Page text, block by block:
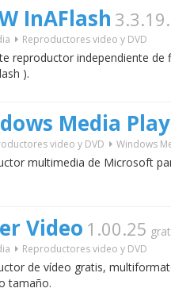
InAFlash
Reproductores video y DVD
reproductor independiente de
).
video y DVD Windows
multimedia de Microsoft
Video 1.00.25
Reproductores video y DVD
de vídeo gratis,
tamaño.